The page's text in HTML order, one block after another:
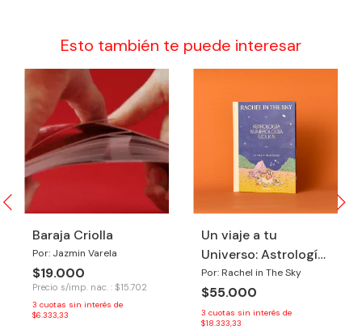
Esto también te puede interesar
Baraja Criolla
Por: Jazmin Varela
$19.000
Precio s/imp. nac. : $15.702
3 cuotas sin interés de
$6.333,33
Un viaje a tu
Universo: Astrología
+ Numerología +
Tzolkin
Por: Rachel in The Sky
$55.000
3 cuotas sin interés de
$18.333,33